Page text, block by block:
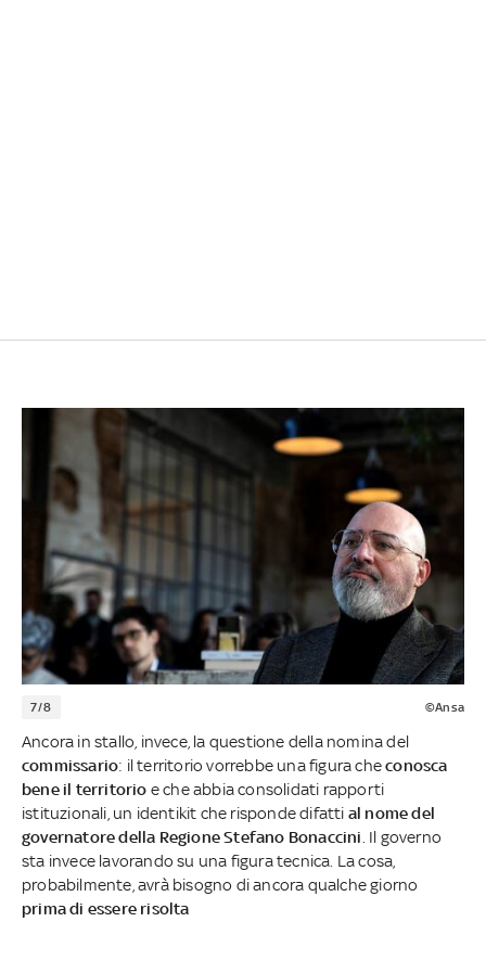
7/8 ©Ansa
Ancora in stallo, invece, la questione della nomina del
commissario: il territorio vorrebbe una figura checonosca
bene il territorio e che abbia consolidati rapporti
istituzionali, un identikit che risponde difatti al nome del
governatore della Regione Stefano Bonaccini . Il governo
sta invece lavorando su una figura tecnica. La cosa,
probabilmente, avrà bisogno di ancora qualche giorno
prima di essere risolta